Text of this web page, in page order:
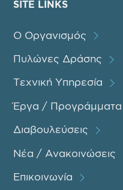
SITE LINKS
Ο Οργανισμός
Πυλώνες Δράσης
Τεχνική Υπηρεσία
Έργα / Προγράμματα
Διαβουλεύσεις
Νέα / Ανακοινώσεις
Επικοινωνία